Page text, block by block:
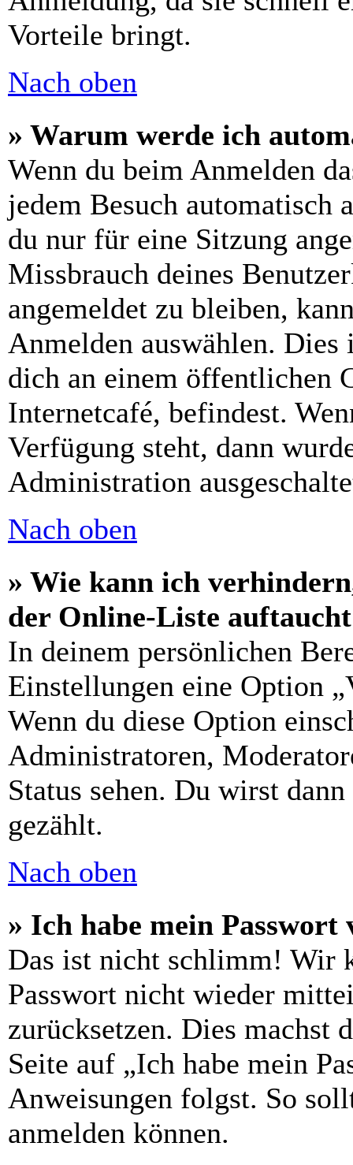
Vorteile bringt.
Nach oben
» Warum werde ich
Wenn du beim Anmelden
jedem Besuch automatisch
du nur für eine Sitzung
Missbrauch deines
angemeldet zu bleiben,
Anmelden auswählen.
dich an einem öffentlichen
Internetcafé, befindest.
Verfügung steht, dann
Administration
Nach oben
» Wie kann ich
der Online-Liste
In deinem persönlichen
Einstellungen eine Option
Wenn du diese Option
Administratoren,
Status sehen. Du wirst
gezählt.
Nach oben
» Ich habe mein Passwort
Das ist nicht schlimm! Wir
Passwort nicht wieder
zurücksetzen. Dies machst
Seite auf „Ich habe mein
Anweisungen folgst. So
anmelden können.